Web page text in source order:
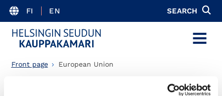
FI EN SEARCH
MENU
Front page European Union